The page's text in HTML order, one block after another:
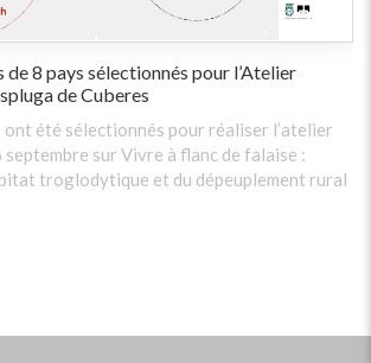
8 pays sélectionnés pour l’Atelier
de Cuberes
été sélectionnés pour réaliser l’atelier
septembre sur Vivre à flanc de falaise :
troglodytique et du dépeuplement rural